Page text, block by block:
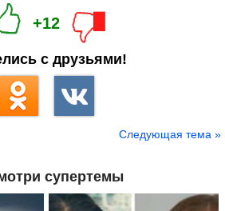
+12
с друзьями!
Следующая тема »
супертемы